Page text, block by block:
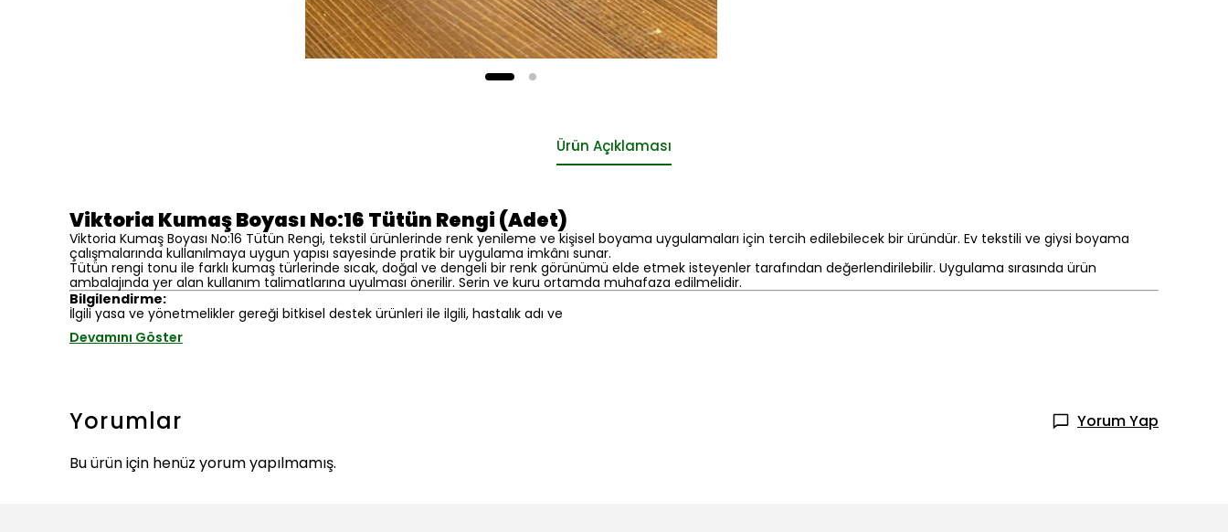
Ürün Açıklaması
Viktoria Kumaş Boyası No:16 Tütün Rengi (Adet)
Viktoria Kumaş Boyası No:16 Tütün Rengi, tekstil ürünlerinde renk yenileme ve kişisel boyama uygulamaları için tercih edilebilecek bir üründür. Ev tekstili ve giysi boyama
çalışmalarında kullanılmaya uygun yapısı sayesinde pratik bir uygulama imkânı sunar.
Tütün rengi tonu ile farklı kumaş türlerinde sıcak, doğal ve dengeli bir renk görünümü elde etmek isteyenler tarafından değerlendirilebilir. Uygulama sırasında ürün
ambalajında yer alan kullanım talimatlarına uyulması önerilir. Serin ve kuru ortamda muhafaza edilmelidir.
Bilgilendirme:
İlgili yasa ve yönetmelikler gereği bitkisel destek ürünleri ile ilgili, hastalık adı ve
Devamını Göster
Yorumlar
Yorum Yap
Bu ürün için henüz yorum yapılmamış.